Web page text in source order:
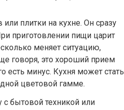
плитки на кухне. Он сразу
приготовлении пищи царит
меняет ситуацию,
говоря, это хороший прием
есть минус. Кухня может стать
цветовой гамме.
бытовой техникой или